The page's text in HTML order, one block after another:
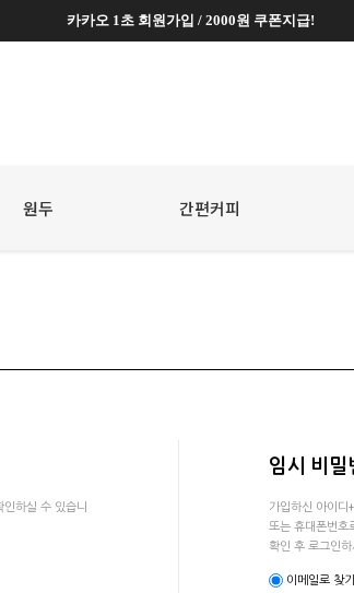
카카오 1초 회원가입 / 2000원 쿠폰지급!
원두 간편커피
하실 수 있습니
임시 비밀
가입하신 아이디
또는 휴대폰번호
확인 후 로그인
이메일로 찾기